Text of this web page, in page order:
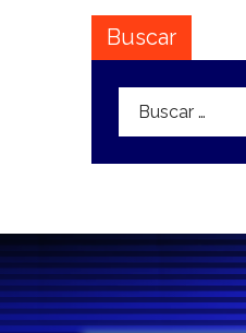
Buscar
Buscar: